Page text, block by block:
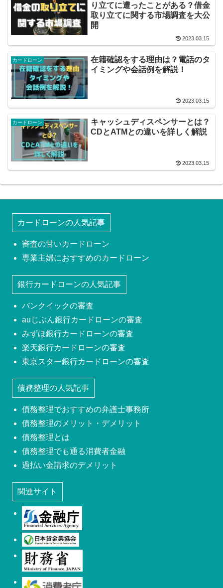
り立てに遭ったことがある？借金
取り立てに関する市場調査を大公
開
2023.03.15
カードローン
在籍確認をする理由は？電話のタ
イミングや会話例を解説！
2023.03.15
カードローン
キャッシュディスペンサーとは？
CDとATMとの違いを詳しく解説
2023.03.15
カードローンの人気記事
審査の甘いカードローン
専業主婦におすすめのカードローン
銀行カードローンの人気記事
バンクイックの審査
auじぶん銀行カードローンの審査
みずほ銀行カードローンの審査
楽天銀行カードローンの審査
東京スター銀行カードローンの審査
債務整理の人気記事
債務整理でおすすめの弁護士事務所
債務整理のメリット・デメリット
債務整理とは
債務整理でも通る消費者金融
過払い金請求のデメリット
関連サイト